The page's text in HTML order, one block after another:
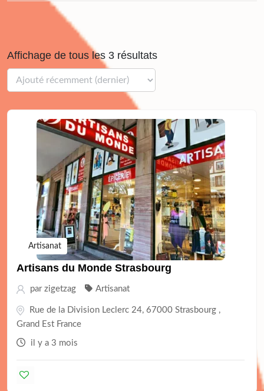
Affichage de tous les 3 résultats
Artisanat
Artisans du Monde Strasbourg
par zigetzag Artisanat
Rue de la Division Leclerc 24, 67000 Strasbourg ,
Grand Est France
il y a 3 mois